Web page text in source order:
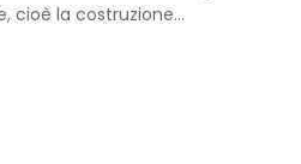
cioè la costruzione…